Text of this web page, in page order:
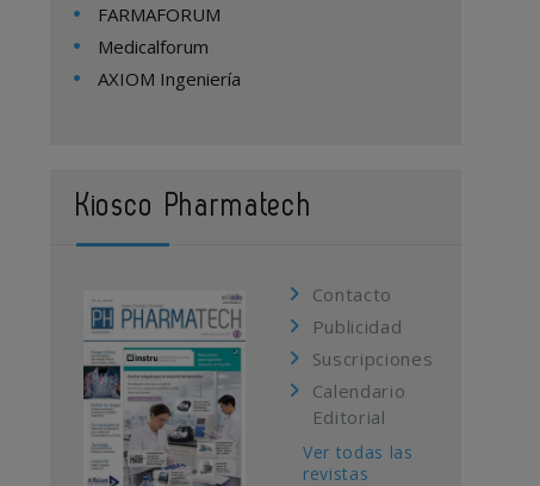
FARMAFORUM
Medicalforum
AXIOM Ingeniería
Kiosco Pharmatech
Contacto
Publicidad
Suscripciones
Calendario
Editorial
Ver todas las
revistas